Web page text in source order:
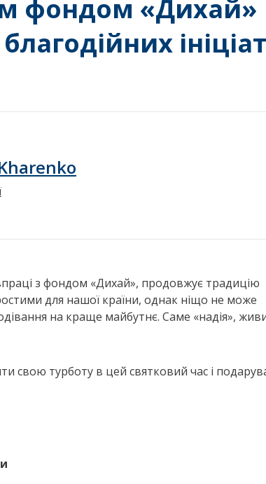
фондом «Дихай»
з фондом «Дихай», продовжує традицію
для нашої країни, однак ніщо не може
на краще майбутнє. Саме «надія»,
свою турботу в цей святковий час і